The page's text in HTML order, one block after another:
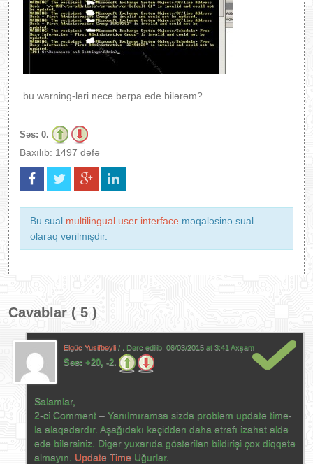
bu warning-ləri nece berpa ede bilərəm?
Səs: 0.
Baxılıb: 1497 dəfə
Bu sual multilingual user interface məqaləsinə sual
olaraq verilmişdir.
Cavablar ( 5 )
Elgüc Yusifbəyli / . Dərc edilib: 06/03/2015 at 3:41 Axşam
Səs: +20, -2.
Salamlar,
2-ci Comment – Yanılmıramsa sizdə problem update time-
la əlaqədardır. Aşağıdakı keçiddən daha ətrafı izahat əldə
edə bilərsiniz. Digər yuxarıda göstərilən bildirişi çox diqqətə
almayın. Update Time Uğurlar.